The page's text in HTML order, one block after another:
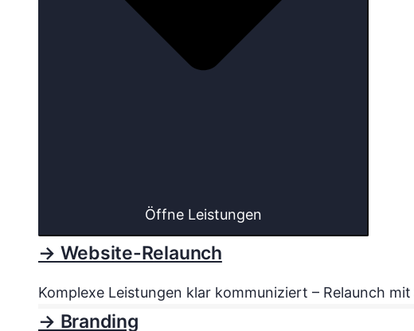
Öffne Leistungen
→ Website-Relaunch
Komplexe Leistungen klar kommuniziert – Relaunch
→ Branding